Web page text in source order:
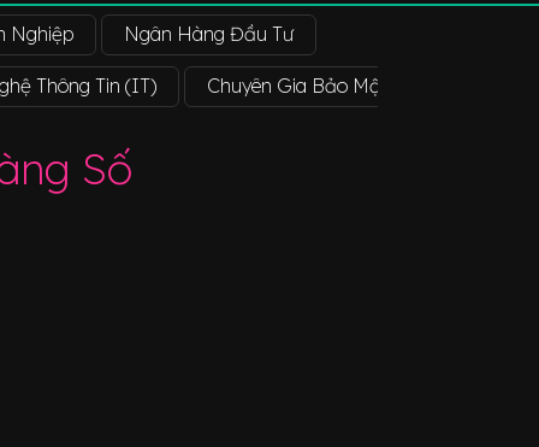
Nghiệp Ngân Hàng Đầu Tư
Thông Tin (IT) Chuyên Gia Bảo Mật Mạng
Số